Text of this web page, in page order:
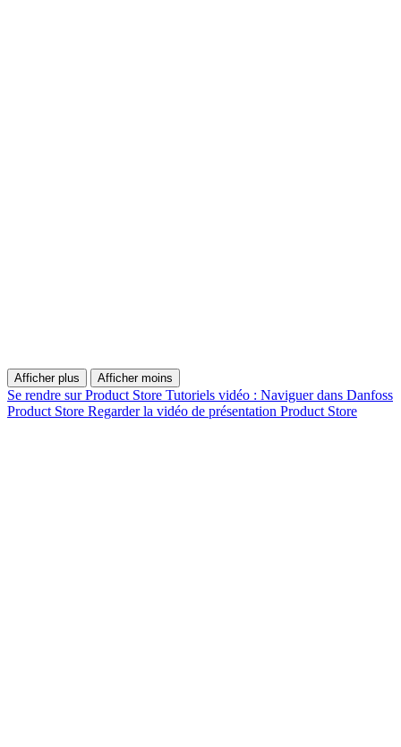
Afficher plus Afficher moins
Se rendre sur Product Store Tutoriels vidéo : Naviguer dans Danfoss
Product Store Regarder la vidéo de présentation Product Store